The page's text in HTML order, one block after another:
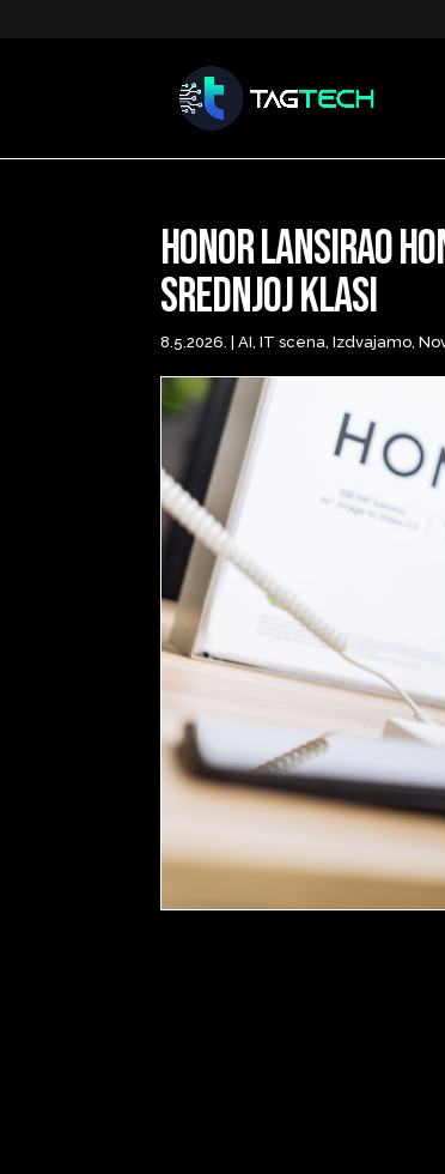
HONOR lansirao
srednjoj klasi
8.5.2026. |AI,IT scena,Izdvajamo,